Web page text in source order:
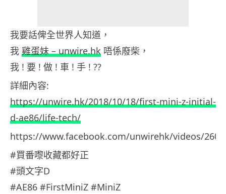
我要話俾全世界人知道，
我 雞蛋妹 – unwire.hk 唔係廢柴，
我 ! 要 ! 做 ! 車 ! 手 ! ??
詳細內容:
https://unwire.hk/2018/10/18/first-mini-z-initial-
d-ae86/life-tech/
https://www.facebook.com/unwirehk/videos/
#買番嚟收藏都好正
#頭文字D
#AE86 #FirstMiniZ #MiniZ